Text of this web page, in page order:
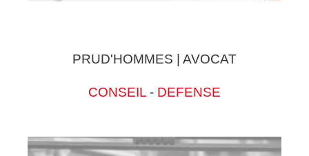
PRUD'HOMMES | AVOCAT
CONSEIL - DEFENSE